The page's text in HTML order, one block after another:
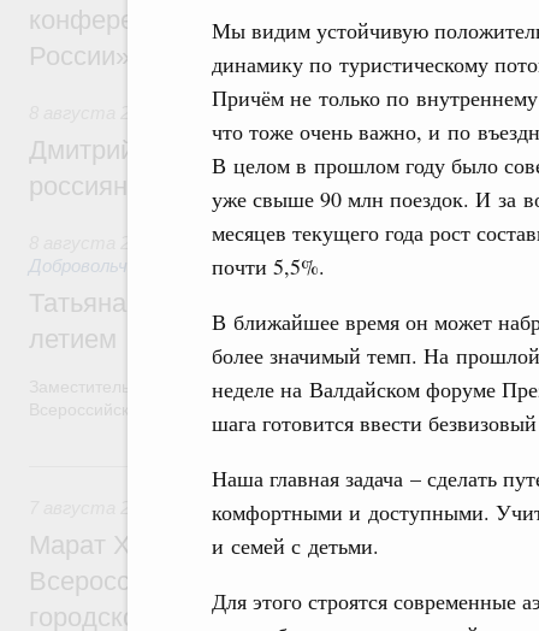
Мы видим устойчивую
динамику по туристическому
Причём не только по
что тоже очень важно, и по
В целом в прошлом году было
уже свыше 90 млн поездок. И за
месяцев текущего года рост
почти 5,5%.
В ближайшее время он может
более значимый темп. На прошлой
неделе на Валдайском форуме
шага готовится ввести
Наша главная задача – сделать
комфортными и доступными.
и семей с детьми.
Для этого строятся современные
конференции «Цифровая индустрия
России»
Спорт высших достижений и массовый
Дмитрий Чернышенко и Михаил
россиян с Днём физкультурника
Социальные инновации. Некоммерческие
Добровольчество и волонтёрство. Благотворительность
Татьяна Голикова поздравила
летием
Заместитель Председателя Правительства Татьяна Голикова
Экономика городов. Городская среда
Марат Хуснуллин провёл заседание
Всероссийского конкурса лучших
городской среды